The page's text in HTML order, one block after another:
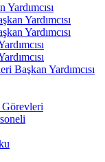
Yardımcısı
Yardımcısı
Başkan Yardımcısı